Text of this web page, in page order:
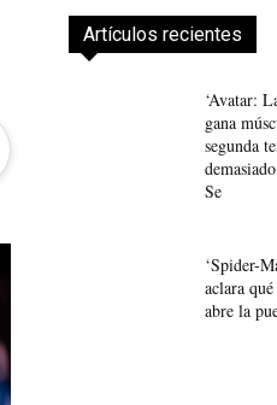
Artículos recientes
‘Avatar:
gana
segunda
Se
‘Spider-
aclara
abre la